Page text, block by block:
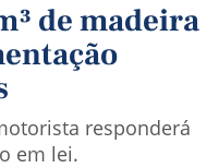
de madeira
responderá
em lei.